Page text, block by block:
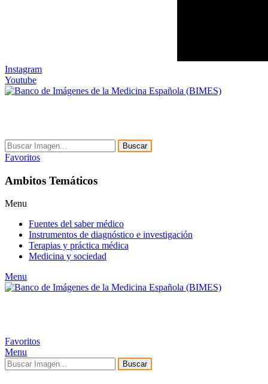
Instagram
Youtube
Buscar
Favoritos
Ambitos Temáticos
Menu
Fuentes del saber médico
Instrumentos de diagnóstico e investigación
Terapias y práctica médica
Medicina y sociedad
Menu
Favoritos
Menu
Buscar